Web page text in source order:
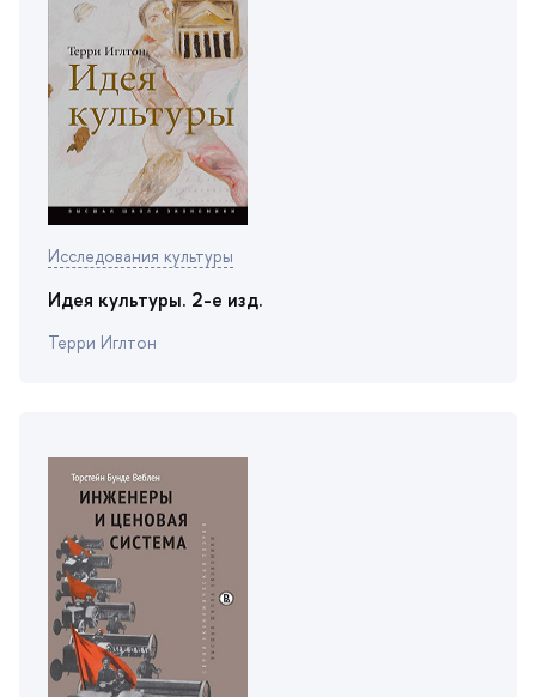
Исследования культуры
Идея культуры. 2-е изд.
Терри Иглтон